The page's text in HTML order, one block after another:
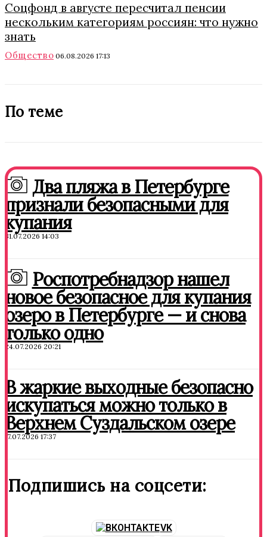
Соцфонд в августе пересчитал пенсии
нескольким категориям россиян: что нужно
знать
Общество 06.08.2026 17:13
По теме
Два пляжа в Петербурге
признали безопасными для
купания
31.07.2026 14:03
Роспотребнадзор нашел
новое безопасное для купания
озеро в Петербурге — и снова
только одно
24.07.2026 20:21
В жаркие выходные безопасно
искупаться можно только в
Верхнем Суздальском озере
17.07.2026 17:37
Подпишись на соцсети:
VK